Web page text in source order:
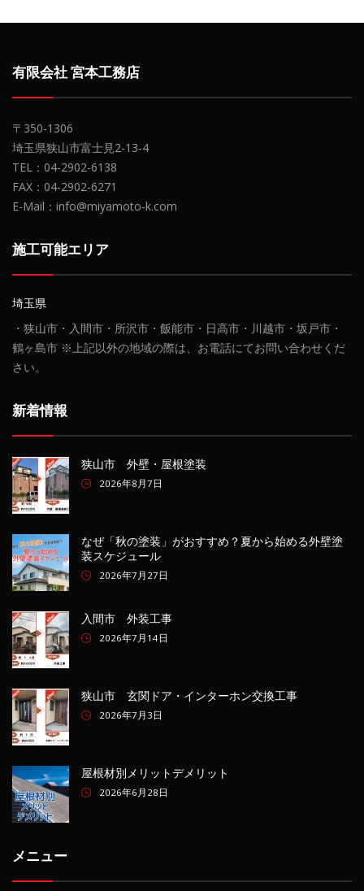
有限会社 宮本工務店
〒350-1306
埼玉県狭山市富士見2-13-4
TEL：04-2902-6138
FAX：04-2902-6271
E-Mail：info@miyamoto-k.com
施工可能エリア
埼玉県
・狭山市・入間市・所沢市・飯能市・日高市・川越市・坂戸市・
鶴ヶ島市 ※上記以外の地域の際は、お電話にてお問い合わせくだ
さい。
新着情報
狭山市 外壁・屋根塗装
2026年8月7日
なぜ「秋の塗装」がおすすめ？夏から始める外壁塗
装スケジュール
2026年7月27日
入間市 外装工事
2026年7月14日
狭山市 玄関ドア・インターホン交換工事
2026年7月3日
屋根材別メリットデメリット
2026年6月28日
メニュー